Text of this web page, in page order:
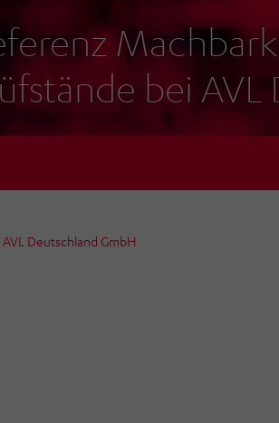
bei
Deutschland GmbH